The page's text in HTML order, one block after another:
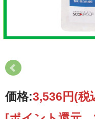
価格:3,536円(税